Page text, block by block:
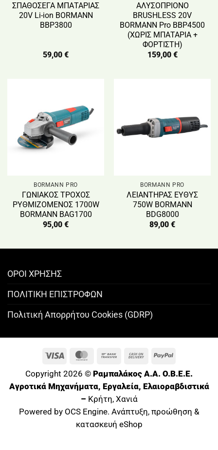
ΣΠΑΘΟΣΕΓΑ ΜΠΑΤΑΡΙΑΣ
20V Li-ion BORMANN
BBP3800
59,00 €
ΑΛΥΣΟΠΡΙΟΝΟ
BRUSHLESS 20V
BORMANN Pro BBP4500
(ΧΩΡΙΣ ΜΠΑΤΑΡΙΑ +
ΦΟΡΤΙΣΤΗ)
159,00 €
BORMANN PRO
ΓΩΝΙΑΚΟΣ ΤΡΟΧΟΣ
ΡΥΘΜΙΖΟΜΕΝΟΣ 1700W
BORMANN BAG1700
95,00 €
BORMANN PRO
ΛΕΙΑΝΤΗΡΑΣ ΕΥΘΥΣ
750W BORMANN
BDG8000
89,00 €
ΟΡΟΙ ΧΡΗΣΗΣ
ΠΟΛΙΤΙΚΗ ΕΠΙΣΤΡΟΦΩΝ
Πολιτική Απορρήτου Cookies (GDRP)
Visa MasterCard
Bank
Cash
PayPal
Copyright 2026 © Ραμπαλάκος A.A. O.B.E.E.
Αγροτικά Μηχανήματα, Εργαλεία, Ελαιοραβδιστικά
– Κρήτη, Χανιά
Powered by OCS Engine. Ανάπτυξη, προώθηση &
κατασκευή eShop